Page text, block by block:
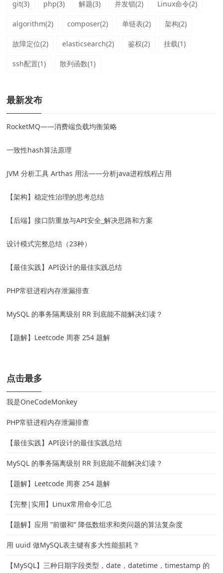
git(3) php(3) 解题(3) 并发锁(2) Linux命令(2)
algorithm(2) composer(2) 单链表(2) 架构(2)
故障定位(2) elasticsearch(2) 鉴权(2) 挂载(1)
ssh配置(1) 散列函数(1)
最新发布
RocketMQ——消费端负载均衡策略
一致性hash算法原理
JVM 分析工具 Arthas 用法——分析java进程线程占用
【架构】稳定性治理的思考总结
【后端】接口防重放与API安全_解决思路和方案
设计模式完整总结（23种）
【最佳实践】API设计的最佳实践总结
PHP常驻进程内存泄漏排查
MySQL 的事务隔离级别 RR 到底能不能解决幻读？
【题解】Leetcode 周赛 254 题解
点击最多
我是OneCodeMonkey
PHP常驻进程内存泄漏排查
【最佳实践】API设计的最佳实践总结
MySQL 的事务隔离级别 RR 到底能不能解决幻读？
【题解】Leetcode 周赛 254 题解
【完整|实用】Linux常用命令汇总
【题解】应用 ”前缀和“ 降低数组求和类问题的算法复杂度
用 uuid 做MySQL表主键有多大性能损耗？
【MySQL】三种日期字段类型，date，datetime，timestamp 的